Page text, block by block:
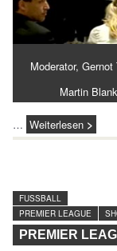
Moderator,
Martin
… Weiterlesen
FUSSBALL
PREMIER LEAGUE
PREMIER